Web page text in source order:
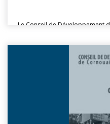
Le Conseil de Développement
Toutes les actus de cette